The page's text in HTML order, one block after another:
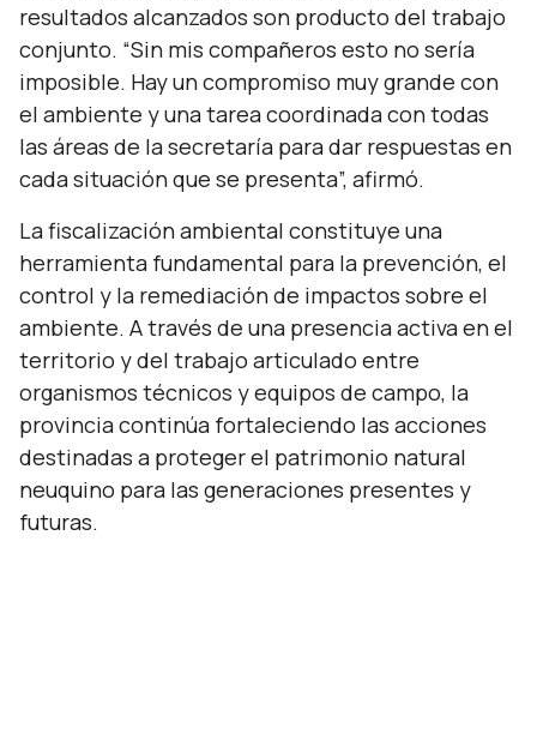
resultados alcanzados son producto del trabajo
conjunto. “Sin mis compañeros esto no sería
imposible. Hay un compromiso muy grande con
el ambiente y una tarea coordinada con todas
las áreas de la secretaría para dar respuestas en
cada situación que se presenta”, afirmó.
La fiscalización ambiental constituye una
herramienta fundamental para la prevención, el
control y la remediación de impactos sobre el
ambiente. A través de una presencia activa en el
territorio y del trabajo articulado entre
organismos técnicos y equipos de campo, la
provincia continúa fortaleciendo las acciones
destinadas a proteger el patrimonio natural
neuquino para las generaciones presentes y
futuras.